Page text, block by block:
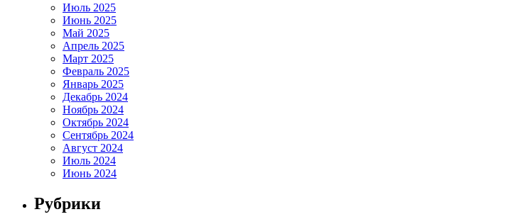
Июль 2025
Июнь 2025
Май 2025
Апрель 2025
Март 2025
Февраль 2025
Январь 2025
Декабрь 2024
Ноябрь 2024
Октябрь 2024
Сентябрь 2024
Август 2024
Июль 2024
Июнь 2024
Рубрики